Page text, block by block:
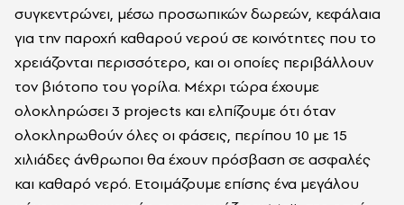
συγκεντρώνει, μέσω προσωπικών δωρεών, κεφάλαια
για την παροχή καθαρού νερού σε κοινότητες που το
χρειάζονται περισσότερο, και οι οποίες περιβάλλουν
τον βιότοπο του γορίλα. Μέχρι τώρα έχουμε
ολοκληρώσει 3 projects και ελπίζουμε ότι όταν
ολοκληρωθούν όλες οι φάσεις, περίπου 10 με 15
χιλιάδες άνθρωποι θα έχουν πρόσβαση σε ασφαλές
και καθαρό νερό. Ετοιμάζουμε επίσης ένα μεγάλου